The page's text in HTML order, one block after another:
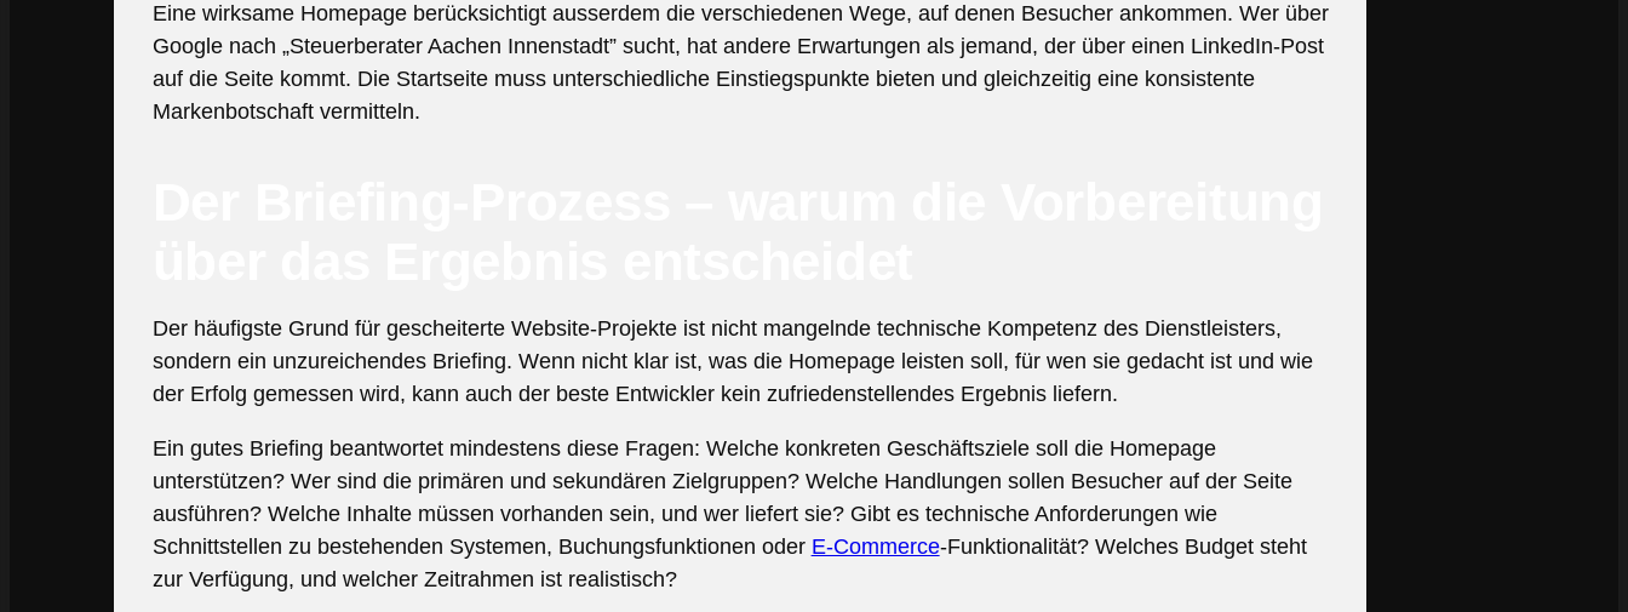
Eine wirksame Homepage berücksichtigt ausserdem die verschiedenen Wege, auf denen Besucher ankommen. Wer über
Google nach „Steuerberater Aachen Innenstadt” sucht, hat andere Erwartungen als jemand, der über einen LinkedIn-Post
auf die Seite kommt. Die Startseite muss unterschiedliche Einstiegspunkte bieten und gleichzeitig eine konsistente
Markenbotschaft vermitteln.
Der häufigste Grund für gescheiterte Website-Projekte ist nicht mangelnde technische Kompetenz des Dienstleisters,
sondern ein unzureichendes Briefing. Wenn nicht klar ist, was die Homepage leisten soll, für wen sie gedacht ist und wie
der Erfolg gemessen wird, kann auch der beste Entwickler kein zufriedenstellendes Ergebnis liefern.
Ein gutes Briefing beantwortet mindestens diese Fragen: Welche konkreten Geschäftsziele soll die Homepage
unterstützen? Wer sind die primären und sekundären Zielgruppen? Welche Handlungen sollen Besucher auf der Seite
ausführen? Welche Inhalte müssen vorhanden sein, und wer liefert sie? Gibt es technische Anforderungen wie
Schnittstellen zu bestehenden Systemen, Buchungsfunktionen oder E-Commerce-Funktionalität? Welches Budget steht
zur Verfügung, und welcher Zeitrahmen ist realistisch?